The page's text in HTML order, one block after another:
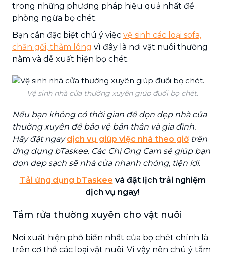
trong những phương pháp hiệu quả nhất để
phòng ngừa bọ chét.
Bạn cần đặc biệt chú ý việc vệ sinh các loại sofa,
chăn gối, thảm lông vì đây là nơi vật nuôi thường
nằm và dễ xuất hiện bọ chét.
Vệ sinh nhà cửa thường xuyên giúp đuổi bọ chét.
Nếu bạn không có thời gian để dọn dẹp nhà cửa
thường xuyên để bảo vệ bản thân và gia đình.
Hãy đặt ngaydịch vụ giúp việc nhà theo giờ trên
ứng dụng bTaskee. Các Chị Ong Cam sẽ giúp bạn
dọn dẹp sạch sẽ nhà cửa nhanh chóng, tiện lợi.
Tải ứng dụng bTaskee và đặt lịch trải nghiệm
dịch vụ ngay!
Tắm rửa thường xuyên cho vật nuôi
Nơi xuất hiện phổ biến nhất của bọ chét chính là
trên cơ thể các loại vật nuôi. Vì vậy nên chú ý tắm